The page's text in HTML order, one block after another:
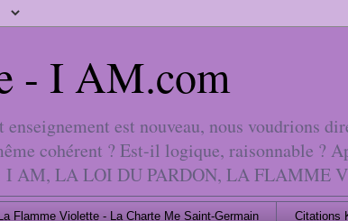
- I AM.com
est nouveau, nous voudrions
cohérent ? Est-il logique, raisonnable ?
I AM, LA LOI DU PARDON, LA FLAMME
La Flamme Violette - La Charte Me Saint-Germain Citations